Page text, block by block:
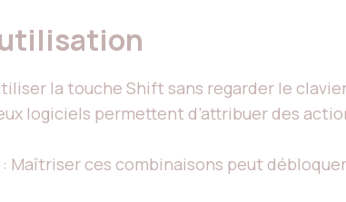
la touche Shift sans regarder le
logiciels permettent d’attribuer des
: Maîtriser ces combinaisons peut